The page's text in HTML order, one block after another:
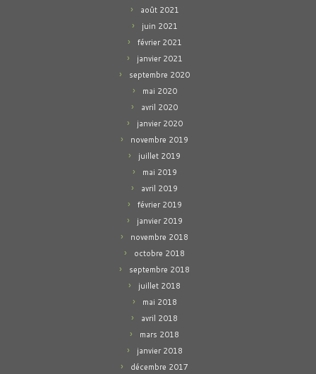
août 2021
juin 2021
février 2021
janvier 2021
septembre 2020
mai 2020
avril 2020
janvier 2020
novembre 2019
juillet 2019
mai 2019
avril 2019
février 2019
janvier 2019
novembre 2018
octobre 2018
septembre 2018
juillet 2018
mai 2018
avril 2018
mars 2018
janvier 2018
décembre 2017